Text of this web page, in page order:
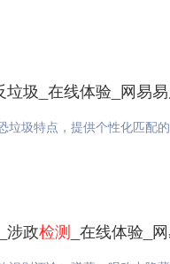
垃圾_在线体验_网易
垃圾特点，提供个性化匹配
涉政检测 _在线体验_